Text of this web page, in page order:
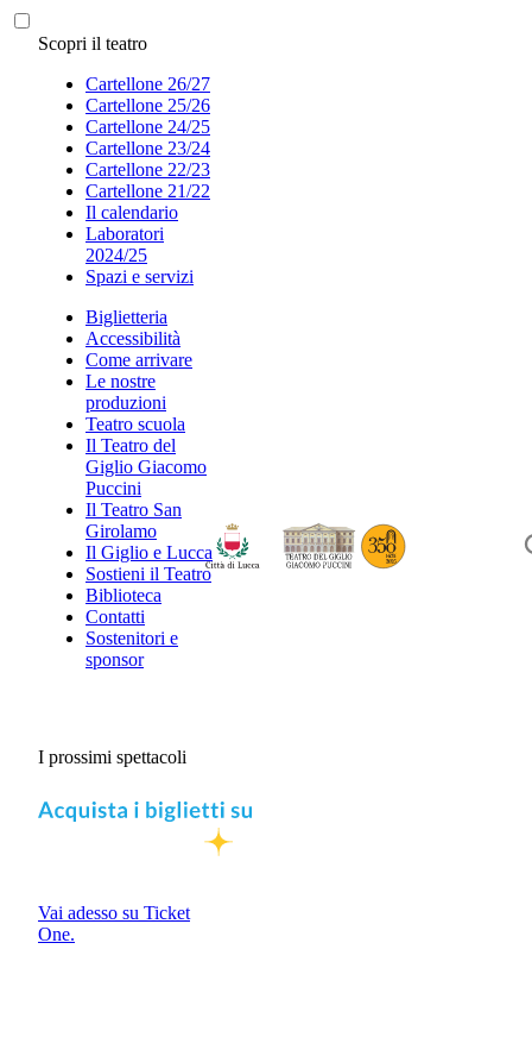
Scopri il teatro
Cartellone 26/27
Cartellone 25/26
Cartellone 24/25
Cartellone 23/24
Cartellone 22/23
Cartellone 21/22
Il calendario
Laboratori
2024/25
Spazi e servizi
Biglietteria
Accessibilità
Come arrivare
Le nostre
produzioni
Teatro scuola
Il Teatro del
Giglio Giacomo
Puccini
Il Teatro San
Girolamo
Il Giglio e Lucca
Sostieni il Teatro
Biblioteca
Contatti
Sostenitori e
sponsor
I prossimi spettacoli
Vai adesso su Ticket
One.